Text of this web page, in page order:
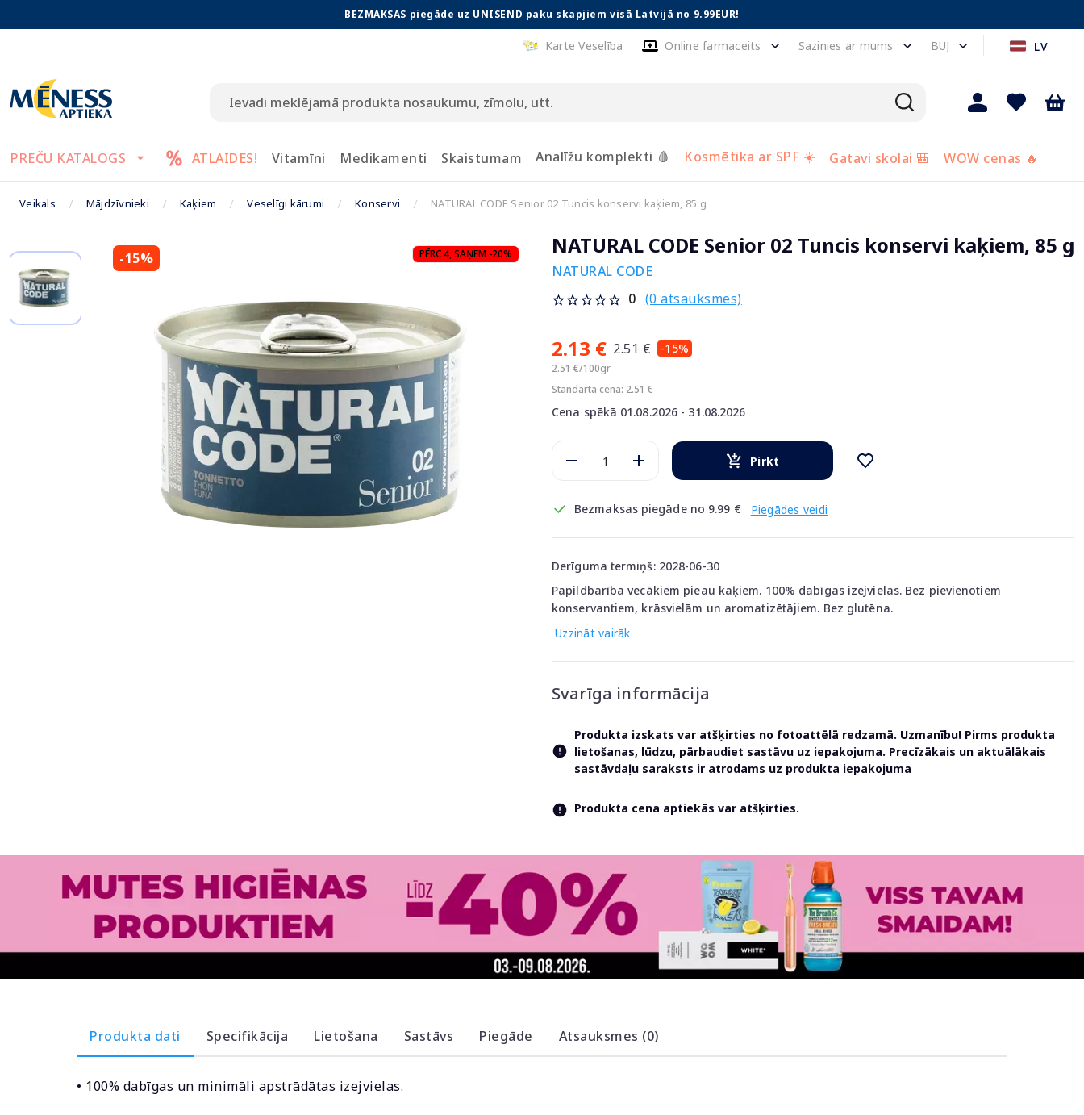
BEZMAKSAS piegāde uz UNISEND paku skapjiem visā Latvijā no 9.99EUR!
Karte Veselība Online farmaceits Sazinies ar mums BUJ LV
PREČU KATALOGS ATLAIDES! Vitamīni Medikamenti Skaistumam Analīžu komplekti 🩸 Kosmētika ar SPF ☀️ Gatavi skolai 🎒 WOW cenas 🔥
Veikals Mājdzīvnieki Kaķiem Veselīgi kārumi Konservi NATURAL CODE Senior 02 Tuncis konservi kaķiem, 85 g
-15% PĒRC 4, SAŅEM -20% NATURAL CODE Senior 02 Tuncis konservi kaķiem, 85 g
NATURAL CODE
0 (0 atsauksmes)
2.13 € 2.51 € -15%
2.51 €/100gr
Standarta cena: 2.51 €
Cena spēkā 01.08.2026 - 31.08.2026
Pirkt
Bezmaksas piegāde no 9.99 € Piegādes veidi
Derīguma termiņš: 2028-06-30
Papildbarība vecākiem pieau kaķiem. 100% dabīgas izejvielas. Bez pievienotiem
konservantiem, krāsvielām un aromatizētājiem. Bez glutēna.
Uzzināt vairāk
Svarīga informācija
Produkta izskats var atšķirties no fotoattēlā redzamā. Uzmanību! Pirms produkta
lietošanas, lūdzu, pārbaudiet sastāvu uz iepakojuma. Precīzākais un aktuālākais
sastāvdaļu saraksts ir atrodams uz produkta iepakojuma
Produkta cena aptiekās var atšķirties.
Produkta dati Specifikācija Lietošana Sastāvs Piegāde Atsauksmes (0)
• 100% dabīgas un minimāli apstrādātas izejvielas.